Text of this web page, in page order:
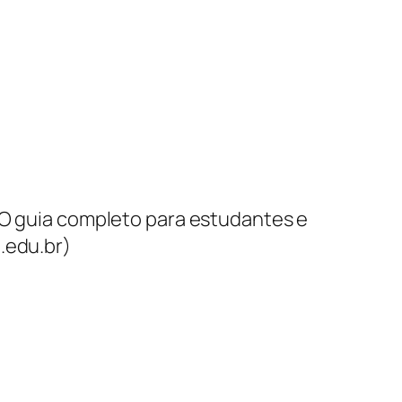
guia completo para estudantes e